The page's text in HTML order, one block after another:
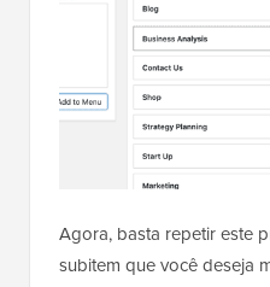
Agora, basta repetir este
subitem que você deseja